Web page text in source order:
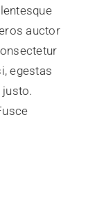
auctor
egestas